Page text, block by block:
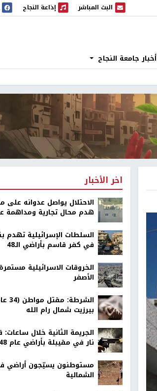
البث المباشر
البث المباشر إذاعة النجاح
إذاعة النجاح
أخبار جامعة النجاح
اخر الأخبار
الاحتلال يواصل عدوانه على
هدم محال تجارية ومداهمة
السلطات الإسرائيلية تهدم
في كفر قاسم بأراضي الـ48
الخروقات الاسرائيلية
الأصفر
بيرزيت شمال رام الله
الجريمة الثانية خلال
نار في مقيبلة بأراضي عام 1948
مستوطنون يسيّجون أراضي
الشمالية